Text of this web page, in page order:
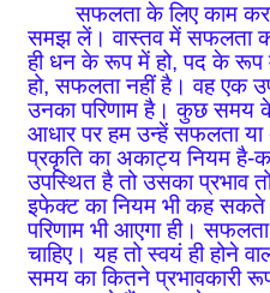
सफलता के लिए काम
समझ लें। वास्तव में सफलता
ही धन के रूप में हो, पद के
हो, सफलता नहीं है। वह एक
उनका परिणाम है। कुछ समय
आधार पर हम उन्हें सफलता
प्रकृति का अकाट्य नियम है-
उपस्थित है तो उसका प्रभाव
इफेक्ट का नियम भी कह सकते
परिणाम भी आएगा ही।
चाहिए। यह तो स्वयं ही होने
समय का कितने प्रभावकारी